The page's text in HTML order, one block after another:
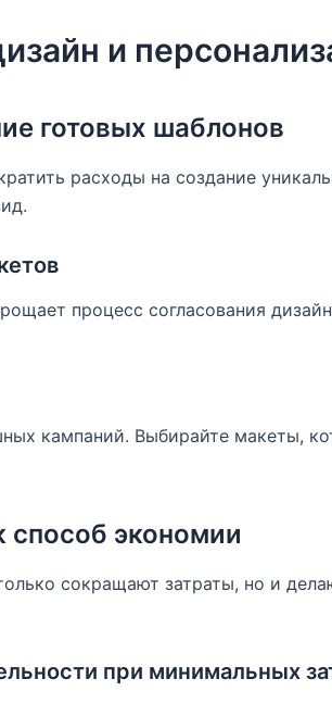
и
готовых шаблонов
расходы на создание
процесс согласования
кампаний. Выбирайте макеты,
способ экономии
сокращают затраты, но и
при минимальных